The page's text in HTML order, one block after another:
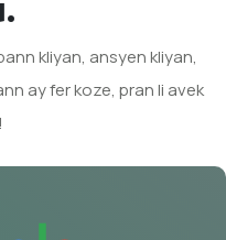
kliyan, ansyen kliyan,
ay fer koze, pran li avek